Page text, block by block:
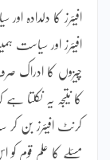
افیئرز کا دلدادہ
افیئرز اور سیاست
چیزوں کا ادراک
کا نتیجہ یہ نکلتا
کرنٹ افیئرز بن
مسئلے کا علم قوم